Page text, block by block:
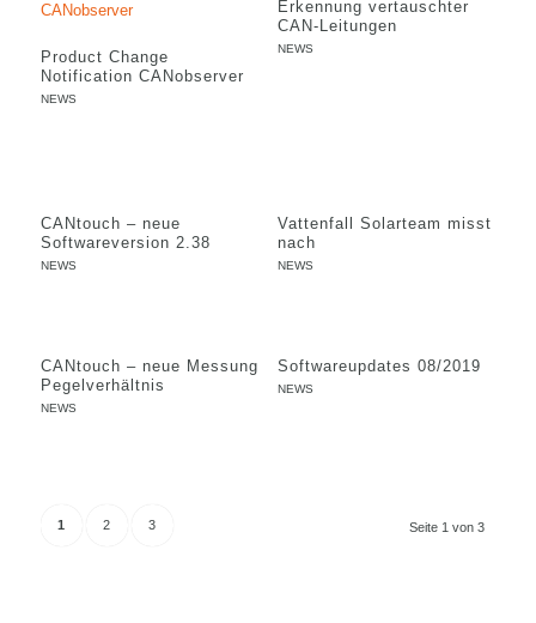
Product Change
Notification CANobserver
NEWS
Erkennung vertauschter
CAN-Leitungen
NEWS
CANtouch – neue
Softwareversion 2.38
NEWS
Vattenfall Solarteam misst
nach
NEWS
CANtouch – neue Messung
Pegelverhältnis
NEWS
Softwareupdates 08/2019
NEWS
Seite 1 von 3
1 2 3